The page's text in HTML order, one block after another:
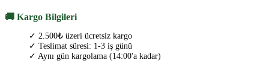
🚚 Kargo Bilgileri
✓ 2.500₺ üzeri ücretsiz kargo
✓ Teslimat süresi: 1-3 iş günü
✓ Aynı gün kargolama (14:00'a kadar)